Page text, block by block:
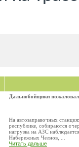
Дальнобойщики
На автозаправочных
республике, собираются
нагрузка на АЗС
Набережных Челнов, ...
Читать дальше